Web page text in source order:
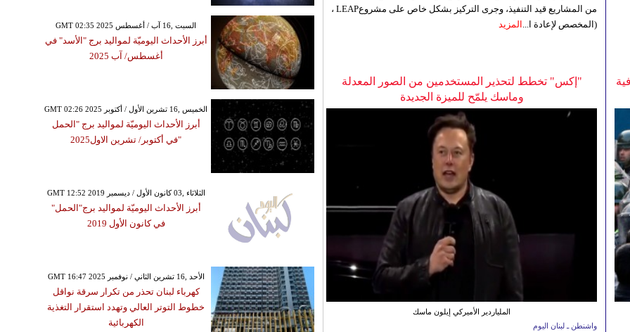
من المشاريع قيد التنفيذ، وجرى التركيز بشكل خاص على مشروعLEAP ،
(المخصص لإعادة ا... المزيد
"إكس" تخطط لتحذير المستخدمين من الصور المعدلة
وماسك يلمّح للميزة الجديدة
الملياردير الأميركي إيلون ماسك
واشنطن ـ لبنان اليوم
GMT 02:35 2025 السبت ,16 آب / أغسطس
أبرز الأحداث اليوميّة لمواليد برج "الأسد" في
أغسطس/ آب 2025
GMT 02:26 2025 الخميس ,16 تشرين الأول / أكتوبر
أبرز الأحداث اليوميّة لمواليد برج "الحمل
"في أكتوبر/ تشرين الاول2025
GMT 12:52 2019 الثلاثاء ,03 كانون الأول / ديسمبر
أبرز الأحداث اليوميّة لمواليد برج"الحمل"
في كانون الأول 2019
GMT 16:47 2025 الأحد ,16 تشرين الثاني / نوفمبر
كهرباء لبنان تحذر من تكرار سرقة نواقل
خطوط التوتر العالي وتهدد استقرار التغذية
الكهربائية